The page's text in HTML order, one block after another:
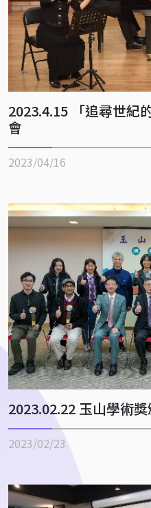
2023.4.15 「追尋世紀
會
2023/04/16
2023.02.22 玉山學術
2023/02/23